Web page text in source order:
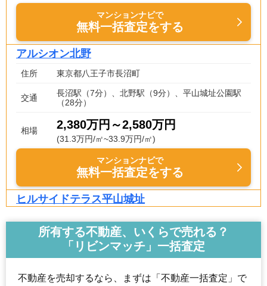
マンションナビで
無料一括査定をする
アルシオン北野
住所 東京都八王子市長沼町
交通
長沼駅（7分）、北野駅（9分）、平山城址公園駅
（28分）
相場 2,380万円～2,580万円
(31.3万円/㎡~33.9万円/㎡)
マンションナビで
無料一括査定をする
ヒルサイドテラス平山城址
長沼駅（13分）、平山城址公園駅（15分）
3,900万円～4,200万円
(39.0万円/㎡~42.0万円/㎡)
所有する不動産、いくらで売れる？
「リビンマッチ」一括査定
不動産を売却するなら、まずは「不動産一括査定」で